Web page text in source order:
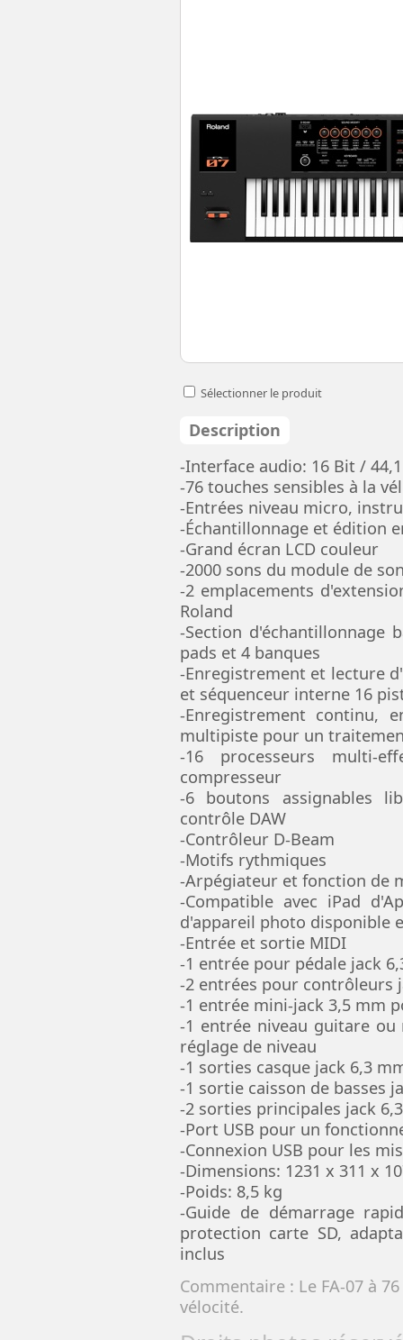
Sélectionner le produit
Description
-Interface audio: 16 Bit /
-76 touches sensibles à la
-Entrées niveau micro,
-Échantillonnage et édition
-Grand écran LCD couleur
-2000 sons du module de
-2 emplacements
Roland
-Section d'échantillonnage
pads et 4 banques
-Enregistrement et lecture
et séquenceur interne 16
-Enregistrement continu,
multipiste pour un
-16 processeurs multi-
compresseur
-6 boutons assignables
contrôle DAW
-Contrôleur D-Beam
-Motifs rythmiques
-Arpégiateur et fonction de
-Compatible avec iPad
d'appareil photo disponible
-Entrée et sortie MIDI
-1 entrée pour pédale jack
-2 entrées pour contrôleurs
-1 entrée mini-jack 3,5 mm
-1 entrée niveau guitare
réglage de niveau
-1 sorties casque jack 6,3
-1 sortie caisson de basses
-2 sorties principales jack
-Port USB pour un
-Connexion USB pour les
-Dimensions: 1231 x 311 x
-Poids: 8,5 kg
-Guide de démarrage
protection carte SD,
inclus
Commentaire : Le FA-07 à
vélocité.